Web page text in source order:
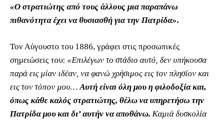
«Ο στρατιώτης από τους άλλους μια παραπάνω
πιθανότητα έχει να θυσιασθή για την Πατρίδα».
Τον Αύγουστο του 1886, γράφει στις προσωπικές
σημειώσεις του: «Επιλέγων το στάδιο αυτό, δεν υπήκουσα
παρά εις μίαν ιδέαν, να φανώ χρήσιμος εις τον πλησίον και
εις τον τόπον μου…Αυτή είναι όλη μου η φιλοδοξία και,
όπως κάθε καλός στρατιώτης, θέλω να υπηρετήσω την
Πατρίδα μου και δι’ αυτήν να αποθάνω. Καμιά δυσκολία